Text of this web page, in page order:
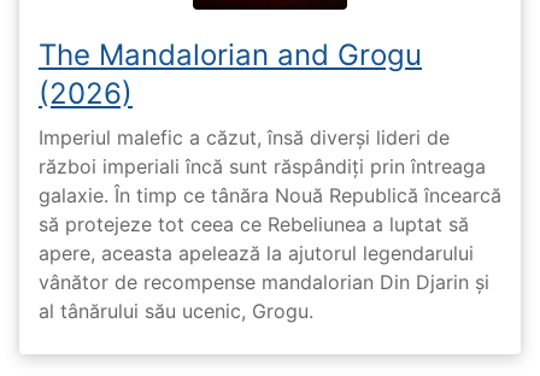
The Mandalorian and Grogu
(2026)
Imperiul malefic a căzut, însă diverși lideri de
război imperiali încă sunt răspândiți prin întreaga
galaxie. În timp ce tânăra Nouă Republică încearcă
să protejeze tot ceea ce Rebeliunea a luptat să
apere, aceasta apelează la ajutorul legendarului
vânător de recompense mandalorian Din Djarin și
al tânărului său ucenic, Grogu.